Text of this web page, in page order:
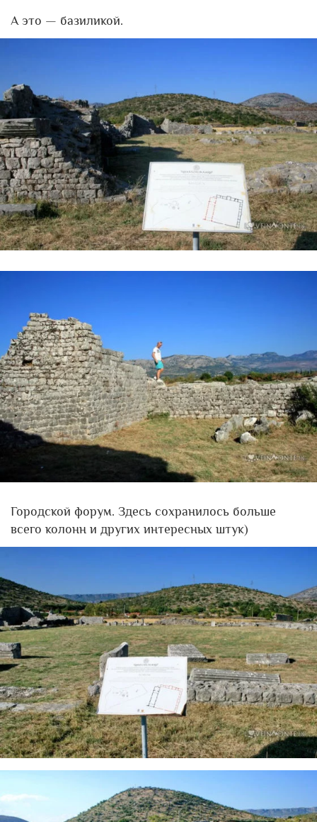
А это — базиликой.
Городской форум. Здесь сохранилось больше
всего колонн и других интересных штук)